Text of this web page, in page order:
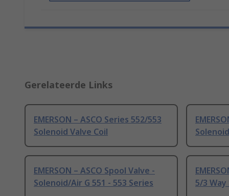
Gerelateerde Links
EMERSON – ASCO Series 552/553
Solenoid Valve Coil
EMERSON – ASCO Spool Valve -
Solenoid/Air G 551 - 553 Series
5/3 Way